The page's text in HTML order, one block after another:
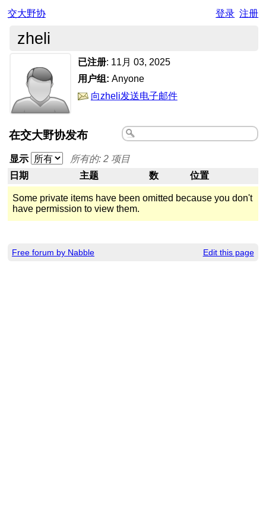
交大野协 登录 注册
zheli
已注册: 11月 03, 2025
用户组: Anyone
向zheli发送电子邮件
在交大野协发布
显示
所有的: 2 项目
日期
主题 数 位置
Some private items have been omitted because you don't
have permission to view them.
Free forum by Nabble Edit this page